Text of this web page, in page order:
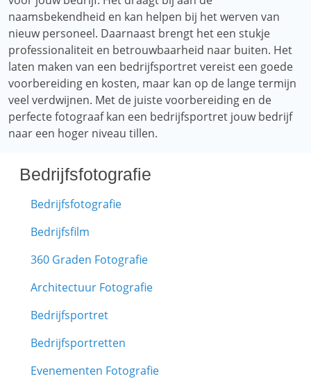
naamsbekendheid en kan helpen bij het werven van
nieuw personeel. Daarnaast brengt het een stukje
professionaliteit en betrouwbaarheid naar buiten. Het
laten maken van een bedrijfsportret vereist een goede
voorbereiding en kosten, maar kan op de lange termijn
veel verdwijnen. Met de juiste voorbereiding en de
perfecte fotograaf kan een bedrijfsportret jouw bedrijf
naar een hoger niveau tillen.
Bedrijfsfotografie
Bedrijfsfotografie
Bedrijfsfilm
360 Graden Fotografie
Architectuur Fotografie
Bedrijfsportret
Bedrijfsportretten
Evenementen Fotografie